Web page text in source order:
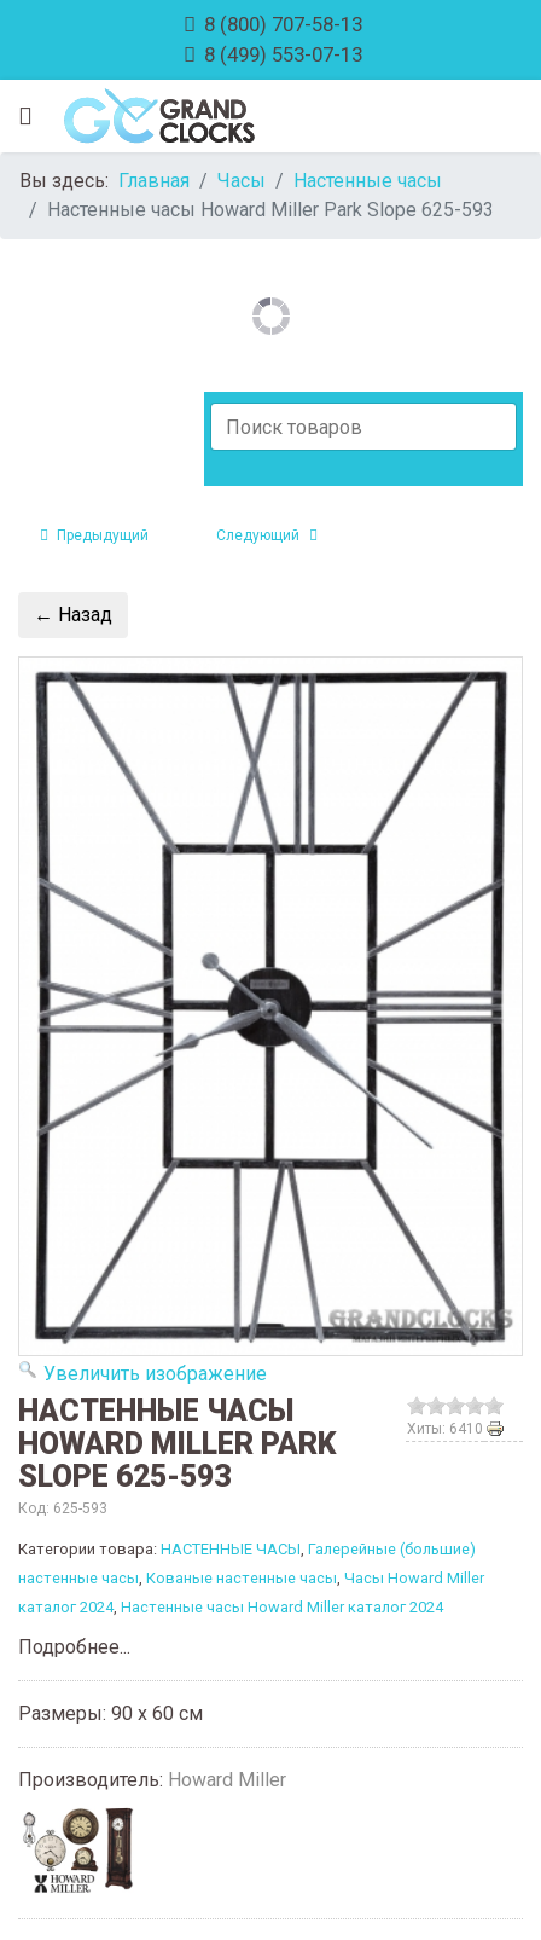
8 (800) 707-58-13
8 (499) 553-07-13
Вы здесь: Главная Часы
Настенные часы
Настенные часы Howard Miller Park Slope 625-593
Предыдущий Следующий
Увеличить изображение
Хиты: 6410
НАСТЕННЫЕ ЧАСЫ
HOWARD MILLER PARK
SLOPE 625-593
Код: 625-593
Категории товара: НАСТЕННЫЕ ЧАСЫ, Галерейные (большие)
настенные часы, Кованые настенные часы, Часы Howard Miller
каталог 2024, Настенные часы Howard Miller каталог 2024
Подробнее...
Размеры: 90 x 60 см
Производитель: Howard Miller